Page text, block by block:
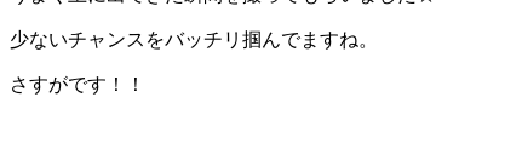
少ないチャンスをバッチリ掴んでますね。
さすがです！！